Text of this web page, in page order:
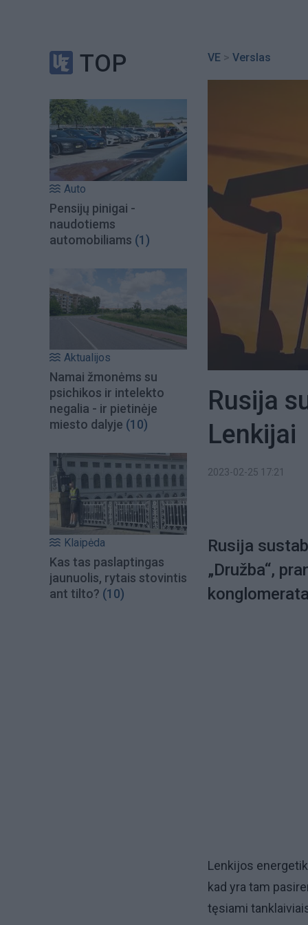
TOP
Auto
Pensijų pinigai -
naudotiems
automobiliams (1)
Aktualijos
Namai žmonėms su
psichikos ir intelekto
negalia - ir pietinėje
miesto dalyje (10)
Klaipėda
Kas tas paslaptingas
jaunuolis, rytais stovintis
ant tilto? (10)
VE > Verslas
Rusija
Lenkijai
2023-02-25 17:21
Rusija
„Družba“,
Lenkijos
kad yra tam
tęsiami